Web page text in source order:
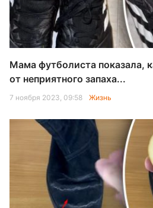
Мама футболиста показала,
от неприятного запаха...
7 ноября 2023, 09:58 Жизнь